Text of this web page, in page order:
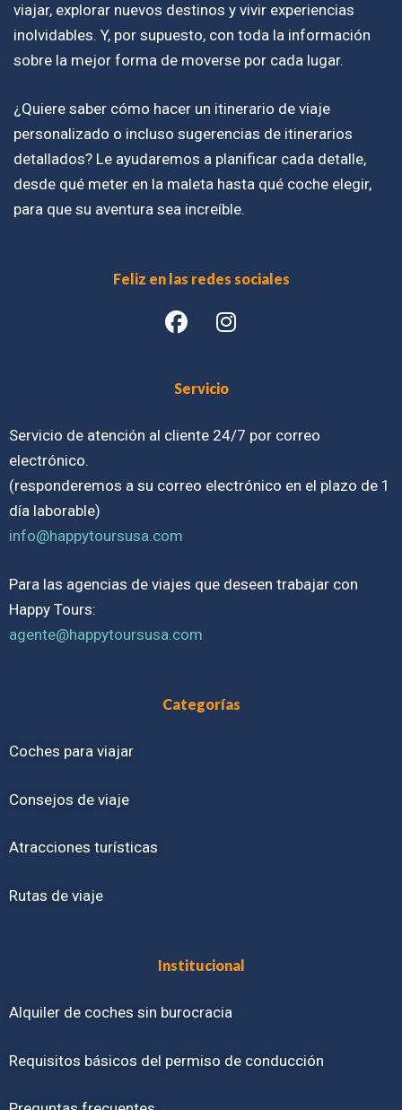
viajar, explorar nuevos destinos y vivir experiencias
inolvidables. Y, por supuesto, con toda la información
sobre la mejor forma de moverse por cada lugar.
¿Quiere saber cómo hacer un itinerario de viaje
personalizado o incluso sugerencias de itinerarios
detallados? Le ayudaremos a planificar cada detalle,
desde qué meter en la maleta hasta qué coche elegir,
para que su aventura sea increíble.
Feliz en las redes sociales
Servicio
Servicio de atención al cliente 24/7 por correo
electrónico.
(responderemos a su correo electrónico en el plazo de 1
día laborable)
info@happytoursusa.com
Para las agencias de viajes que deseen trabajar con
Happy Tours:
agente@happytoursusa.com
Categorías
Coches para viajar
Consejos de viaje
Atracciones turísticas
Rutas de viaje
Institucional
Alquiler de coches sin burocracia
Requisitos básicos del permiso de conducción